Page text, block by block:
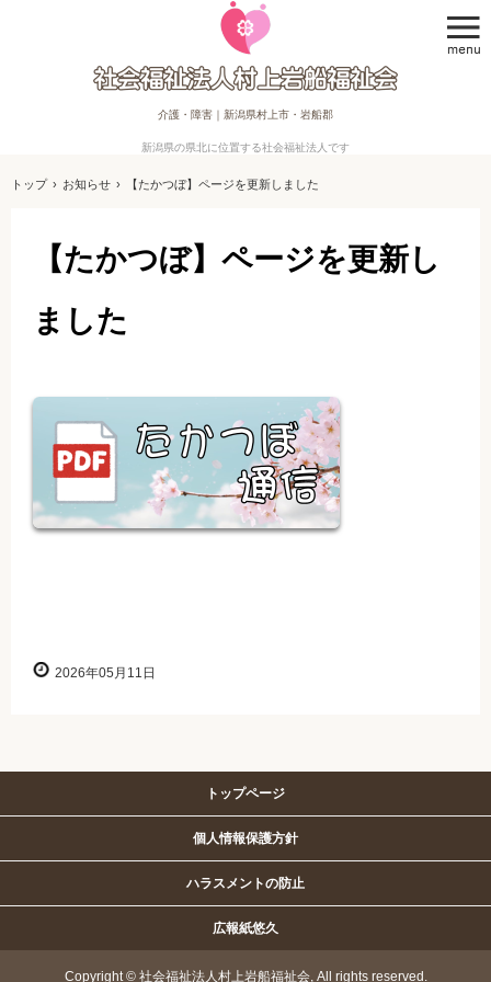
介護・障害｜新潟県村上市・岩船郡
新潟県の県北に位置する社会福祉法人です
トップ › お知らせ › 【たかつぼ】ページを更新しました
【たかつぼ】ページを更新し
ました
2026年05月11日
トップページ
個人情報保護方針
ハラスメントの防止
広報紙悠久
Copyright © 社会福祉法人村上岩船福祉会, All rights reserved.